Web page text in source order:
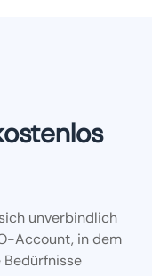
unverbindlich
Account, in dem
Bedürfnisse